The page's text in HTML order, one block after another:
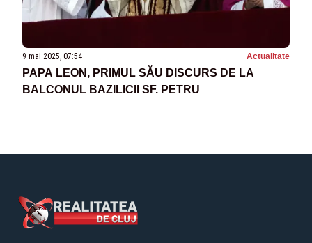
9 mai 2025, 07:54 Actualitate
PAPA LEON, PRIMUL SĂU DISCURS DE LA
BALCONUL BAZILICII SF. PETRU